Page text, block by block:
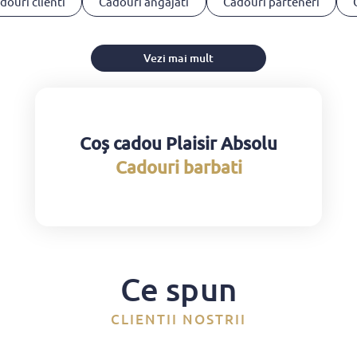
Vezi mai mult
Coș cadou Plaisir Absolu
Cadouri barbati
Ce spun
CLIENTII NOSTRII